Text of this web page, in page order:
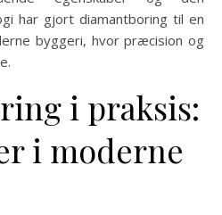
har gjort diamantboring til en
byggeri, hvor præcision og
i praksis:
i moderne